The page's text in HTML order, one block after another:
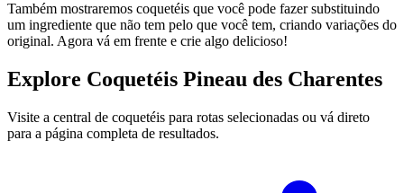
Também mostraremos coquetéis que você pode fazer substituindo
um ingrediente que não tem pelo que você tem, criando variações do
original. Agora vá em frente e crie algo delicioso!
Explore Coquetéis Pineau des Charentes
Visite a central de coquetéis para rotas selecionadas ou vá direto
para a página completa de resultados.